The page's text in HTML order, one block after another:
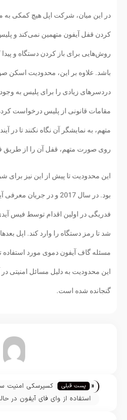
در این میان، شرکت اپل هیچ کمکی به
کردن قفل آیفون متهمین نمی‌کند و
روش‌هایی برای باز کردن دستگاه و
دردسرهای زیادی را برای پلیس به
مقامات قانونی از پلیس درخواست
متهم، به نمایشگر آن نگاه نکنند تا در
روی صورت متهم، قفل آن را از طریق
این محدودیت تا پیش از این نیز
بود. در سال 2017 و در
فدریگی در اولین اقدام توسط فیس
شد تا رمز دستگاه را وارد کند. اپل بعدها
مسئله گاف آیفون دموی مورد
این محدودیت به دلیل مسائل امنیتی
گنجانده شده است.
تیم « پست قبلی
کسپرسکی امنیت
استفاده از وای فای آیفون در